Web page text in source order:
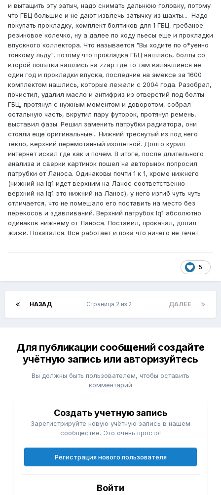
и вытащить эту затыч, надо снимать дальнюю головку, потому
что ГБЦ большие и не дают извлечь затычку из шахты... Надо
покупать прокладку, комплект болтиков для 1 ГБЦ, гребаное
резиновое колечко, ну а далее по ходу пьесы еще и прокладки
впускного коллектора. Что называется "Вы ходите по о*уенно
тонкому льду", потому что прокладка ГБЦ нашлась, болты со
второй попытки нашлись на zzap где то там валявшиеся не
один год и прокладки впуска, последние на эмексе за 1600
комплектом нашлись, которые лежали с 2004 года. Разобрал,
почистил, удалил масло и антифриз из отверстий под болты
ГБЦ, протянул с нужным моментом и доворотом, собрал
остальную часть, вкрутил пару футорок, протянул ремень,
выставил фазы. Решил заменить патрубки радиатора, они
стояли еще оригинальные... Нижний треснутый из под него
текло, верхний перемотанный изолетной. Долго курил
интернет искал где как и почем. В итоге, после длительного
анализа и сверки картинок пошел на авторынок попросил
патрубки от Ланоса. Одинаковы почти 1 к 1, кроме нижнего
(нижний на lq1 идет верхним на Ланос соответственно
верхний на lq1 это нижний на Ланос), у него изгиб чуть чуть
отличается, что не помешало его поставить на место без
перекосов и здавливаний. Верхний патрубок lq1 абсолютно
одинаков нижнему от Ланоса. Поставил, прокачал, долил
жижи. Покатался. Все работает и пока что ничего не течет.
5
НАЗАД ДАЛЕЕ
Страница 2 из 2
Для публикации сообщений создайте
учётную запись или авторизуйтесь
Вы должны быть пользователем, чтобы оставить
комментарий
Создать учетную запись
Зарегистрируйте новую учётную запись в нашем
сообществе. Это очень просто!
Регистрация нового пользователя
Войти